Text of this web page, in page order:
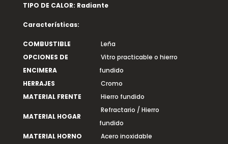
TIPO DE CALOR: Radiante
Características:
COMBUSTIBLE
Leña
OPCIONES DE
ENCIMERA
Vitro practicable o hierro
fundido
HERRAJES
Cromo
MATERIAL FRENTE
Hierro fundido
MATERIAL HOGAR
Refractario / Hierro
fundido
MATERIAL HORNO
Acero inoxidable